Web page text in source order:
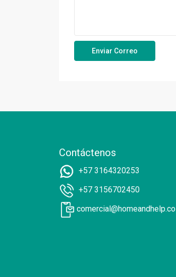
Contáctenos
+57 3164320253
+57 3156702450
comercial@homeandhelp.co